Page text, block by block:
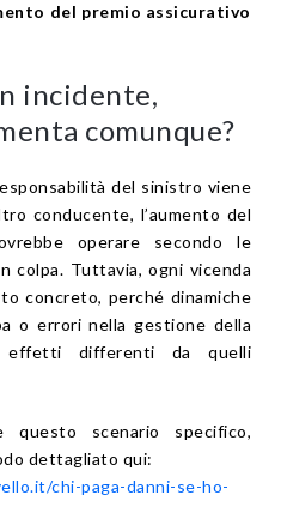
del premio assicurativo
incidente,
comunque?
del sinistro viene
conducente, l’aumento del
operare secondo le
colpa. Tuttavia, ogni vicenda
concreto, perché dinamiche
o errori nella gestione della
effetti differenti da quelli
questo scenario specifico,
dettagliato qui:
chi-paga-danni-se-ho-